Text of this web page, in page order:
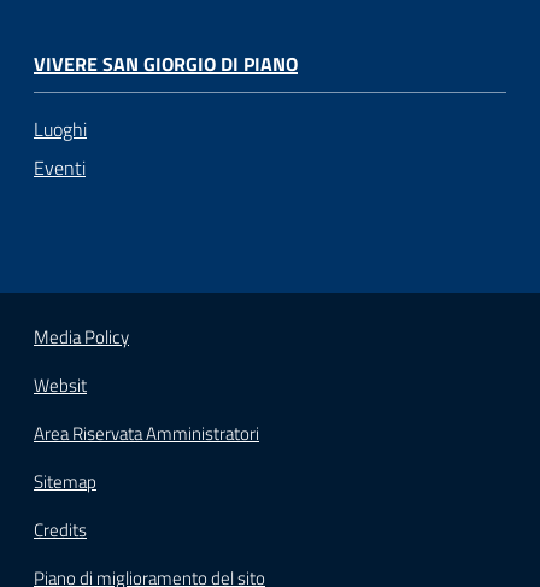
VIVERE SAN GIORGIO DI PIANO
Luoghi
Eventi
Media Policy
Websit
Area Riservata Amministratori
Sitemap
Credits
Piano di miglioramento del sito